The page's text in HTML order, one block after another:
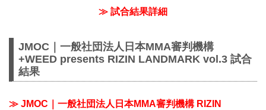
≫ 試合結果詳細
JMOC｜一般社団法人日本MMA審判機構
+WEED presents RIZIN LANDMARK vol.3 試合
結果
≫ JMOC｜一般社団法人日本MMA審判機構 RIZIN